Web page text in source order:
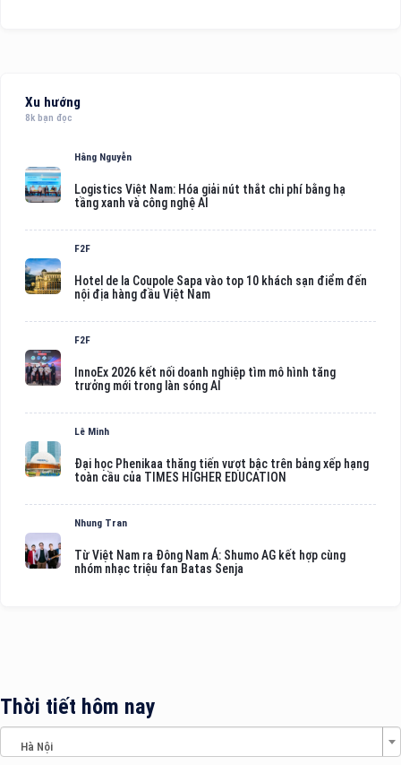
Xu hướng
8k bạn đọc
Hằng Nguyễn
Logistics Việt Nam: Hóa giải nút thắt chi phí bằng hạ
tầng xanh và công nghệ AI
F2F
Hotel de la Coupole Sapa vào top 10 khách sạn điểm đến
nội địa hàng đầu Việt Nam
F2F
InnoEx 2026 kết nối doanh nghiệp tìm mô hình tăng
trưởng mới trong làn sóng AI
Lê Minh
Đại học Phenikaa thăng tiến vượt bậc trên bảng xếp hạng
toàn cầu của TIMES HIGHER EDUCATION
Nhung Tran
Từ Việt Nam ra Đông Nam Á: Shumo AG kết hợp cùng
nhóm nhạc triệu fan Batas Senja
Thời tiết hôm nay
Hà Nội